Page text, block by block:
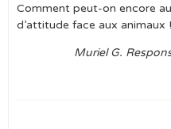
Comment peut-on encore
d’attitude face aux animaux
Muriel G.